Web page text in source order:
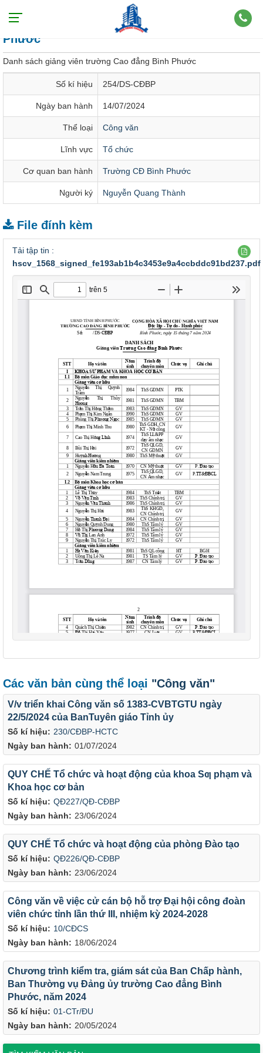
Danh sách giảng viên trường Cao đẳng Bình
Phước
Danh sách giảng viên trường Cao đẳng Bình Phước
Số kí hiệu 254/DS-CĐBP
Ngày ban hành 14/07/2024
Thể loại Công văn
Lĩnh vực Tổ chức
Cơ quan ban hành Trường CĐ Bình Phước
Người ký Nguyễn Quang Thành
File đính kèm
Tải tập tin :
hscv_1568_signed_fe193ab1b4c3453e9a4ccbddc91bd237.pdf
Các văn bản cùng thể loại "Công văn"
Số kí hiệu: 230/CĐBP-HCTC
Ngày ban hành: 01/07/2024
V/v triển khai Công văn số 1383-CVBTGTU ngày
22/5/2024 của BanTuyên giáo Tỉnh ủy
Số kí hiệu: QĐ227/QĐ-CĐBP
Ngày ban hành: 23/06/2024
QUY CHẾ Tổ chức và hoạt động của khoa Sƣ phạm và
Khoa học cơ bản
Số kí hiệu: QĐ226/QĐ-CĐBP
Ngày ban hành: 23/06/2024
QUY CHẾ Tổ chức và hoạt động của phòng Đào tạo
Số kí hiệu: 10/CĐCS
Ngày ban hành: 18/06/2024
Công văn về việc cử cán bộ hỗ trợ Đại hội công đoàn
viên chức tỉnh lần thứ III, nhiệm kỳ 2024-2028
Số kí hiệu: 01-CTr/ĐU
Ngày ban hành: 20/05/2024
Chương trình kiểm tra, giám sát của Ban Chấp hành,
Ban Thường vụ Đảng ủy trường Cao đẳng Bình
Phước, năm 2024